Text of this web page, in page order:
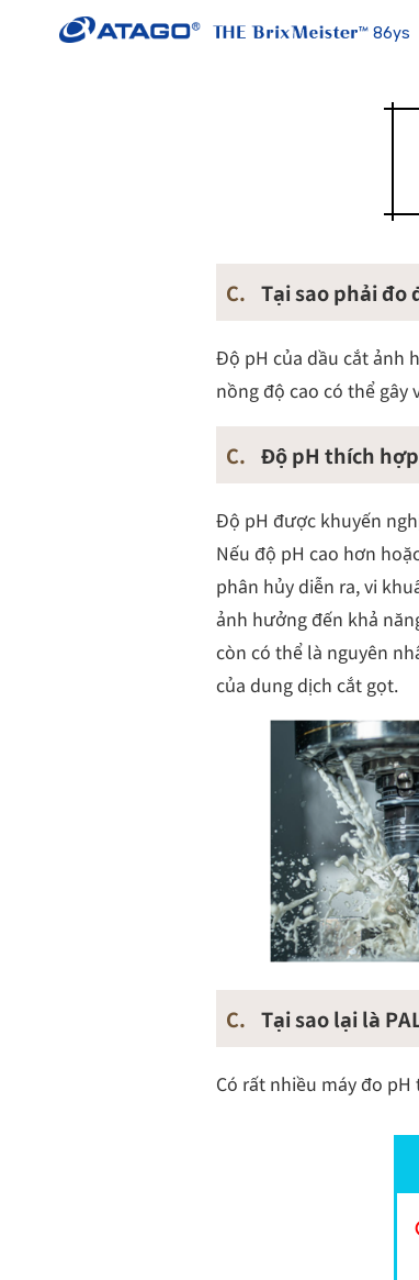
86ys
C. Tại sao phải đo
Độ pH của dầu cắt ảnh
nồng độ cao có thể gây
C. Độ pH thích
Độ pH được khuyến
Nếu độ pH cao hơn
phân hủy diễn ra, vi
ảnh hưởng đến khả
còn có thể là nguyên
của dung dịch cắt gọt.
C. Tại sao lại là
Có rất nhiều máy đo pH